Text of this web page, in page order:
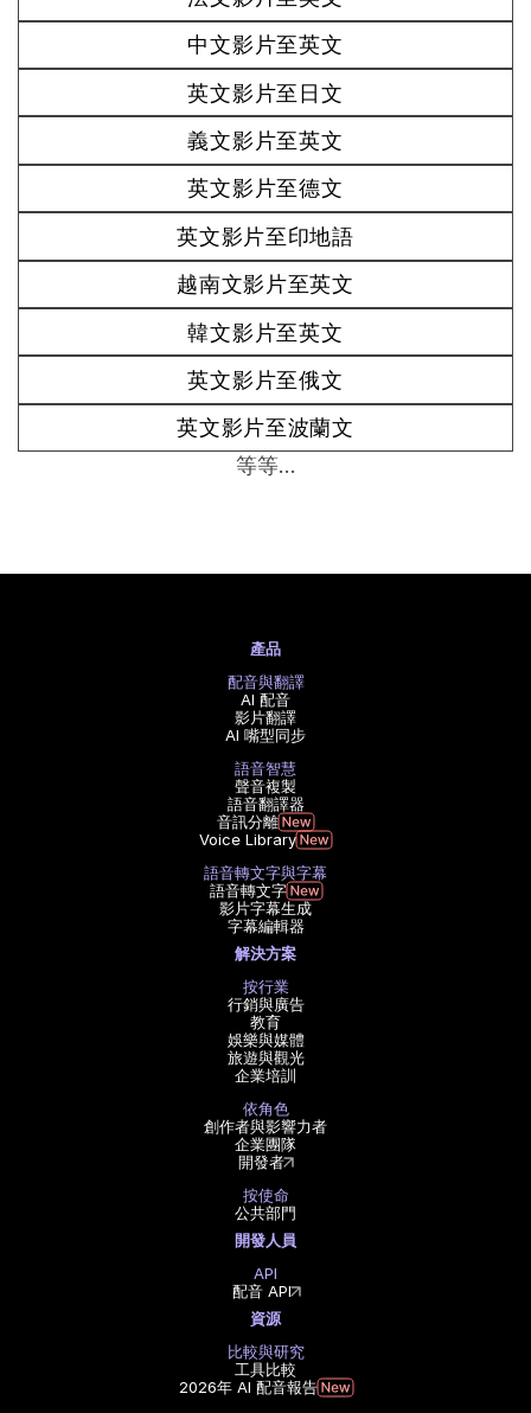
中文影片至英文
英文影片至日文
義文影片至英文
英文影片至德文
英文影片至印地語
越南文影片至英文
韓文影片至英文
英文影片至俄文
英文影片至波蘭文
等等...
產品
配音與翻譯
AI 配音
影片翻譯
AI 嘴型同步
語音智慧
聲音複製
語音翻譯器
音訊分離
Voice Library
語音轉文字與字幕
語音轉文字
影片字幕生成
字幕編輯器
解決方案
按行業
行銷與廣告
教育
娛樂與媒體
旅遊與觀光
企業培訓
依角色
創作者與影響力者
企業團隊
開發者
按使命
公共部門
開發人員
API
配音 API
資源
比較與研究
工具比較
2026年 AI 配音報告